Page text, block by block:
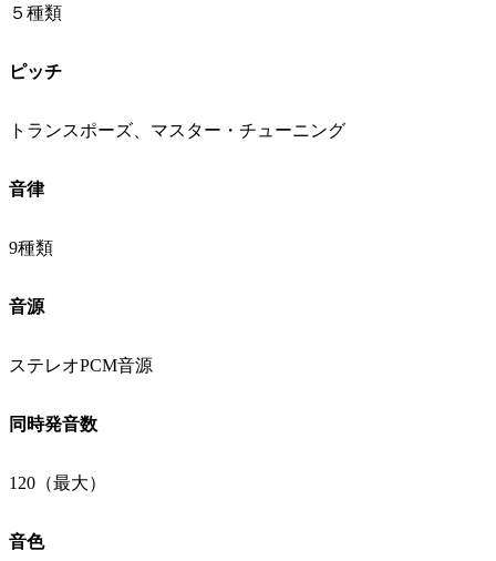
５種類
ピッチ
トランスポーズ、マスター・チューニング
音律
9種類
音源
ステレオPCM音源
同時発音数
120（最大）
音色